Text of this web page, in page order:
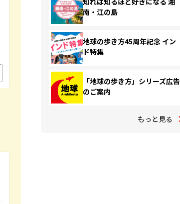
南・江の島
地球の歩き方45周年記念 イン
ド特集
「地球の歩き方」シリーズ広告
のご案内
もっと見る